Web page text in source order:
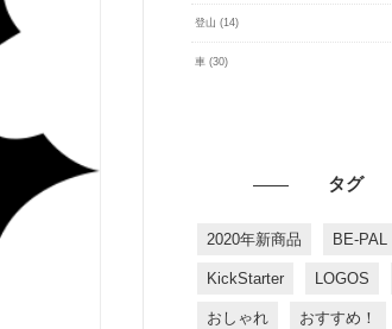
登山 (14)
車 (30)
タグ
2020年新商品 BE-PAL
KickStarter LOGOS
おしゃれ おすすめ！